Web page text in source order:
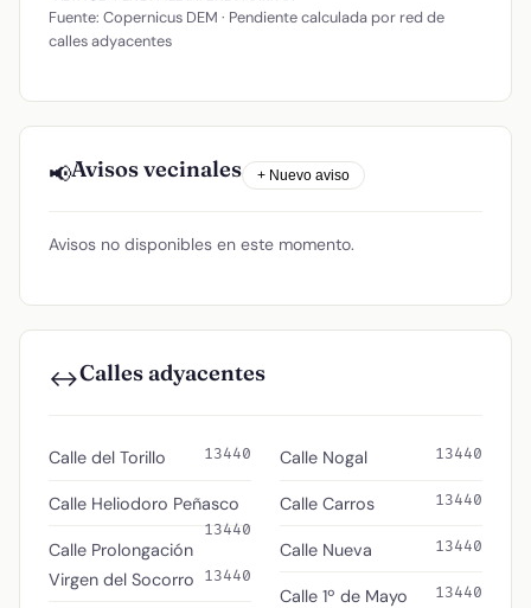
Fuente: Copernicus DEM · Pendiente calculada por red de
calles adyacentes
📢Avisos vecinales + Nuevo aviso
Avisos no disponibles en este momento.
↔️Calles adyacentes
Calle del Torillo 13440
Calle Heliodoro Peñasco
13440
Calle Prolongación
Virgen del Socorro
13440
Calle Nogal 13440
Calle Carros 13440
Calle Nueva 13440
Calle 1º de Mayo 13440